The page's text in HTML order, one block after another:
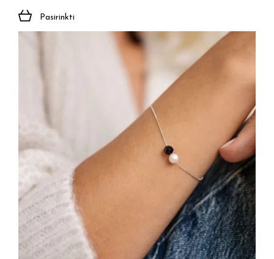
Pasirinkti